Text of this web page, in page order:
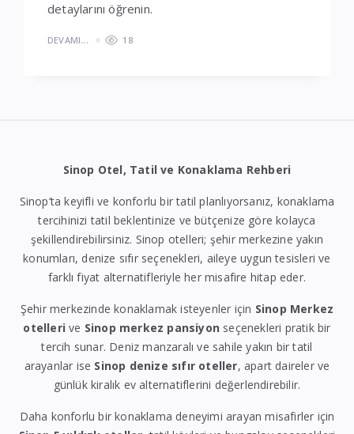
detaylarını öğrenin.
DEVAMI... 18
Sinop Otel, Tatil ve Konaklama Rehberi
Sinop’ta keyifli ve konforlu bir tatil planlıyorsanız, konaklama
tercihinizi tatil beklentinize ve bütçenize göre kolayca
şekillendirebilirsiniz. Sinop otelleri; şehir merkezine yakın
konumları, denize sıfır seçenekleri, aileye uygun tesisleri ve
farklı fiyat alternatifleriyle her misafire hitap eder.
Şehir merkezinde konaklamak isteyenler için Sinop Merkez
otelleri ve Sinop merkez pansiyon seçenekleri pratik bir
tercih sunar. Deniz manzaralı ve sahile yakın bir tatil
arayanlar ise Sinop denize sıfır oteller, apart daireler ve
günlük kiralık ev alternatiflerini değerlendirebilir.
Daha konforlu bir konaklama deneyimi arayan misafirler için